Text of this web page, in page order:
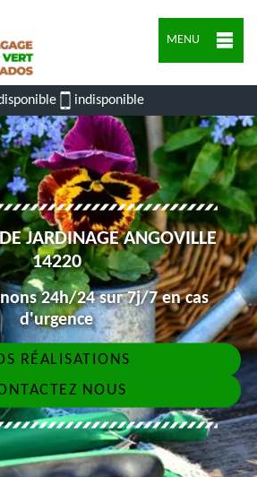
MENU
indisponible
JARDINAGE ANGOVILLE
14220
24h/24 sur 7j/7 en cas
d'urgence
RÉALISATIONS
NOUS